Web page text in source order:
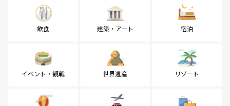
飲食 建築・アート 宿泊
イベント・観戦 世界遺産 リゾート